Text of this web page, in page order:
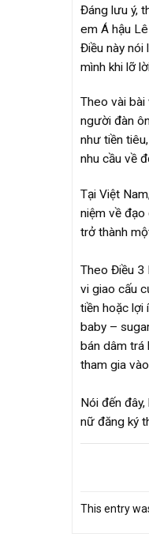
Đáng lưu ý,
em Á hậu
Điều này nói
mình khi lỡ
Theo vài
người đàn
như tiền
nhu cầu về
Tại Việt
niệm về
trở thành
Theo Điều 3
vi giao cấu
tiền hoặc lợi
baby –
bán dâm trá
tham gia
Nói đến
nữ đăng ký
This entry